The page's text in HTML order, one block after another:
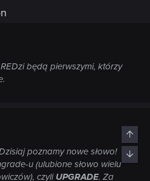
będą pierwszymi, którzy
poznamy nowe słowo!
u (ulubione słowo wielu
czyli UPGRADE. Za
Top